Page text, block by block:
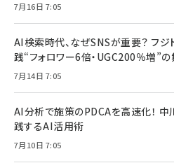
7月16日 7:05
AI検索時代、なぜSNSが重要？ フジ
践“フォロワー6倍・UGC200％増”
7月14日 7:05
AI分析で施策のPDCAを高速化！
践するAI活用術
7月10日 7:05